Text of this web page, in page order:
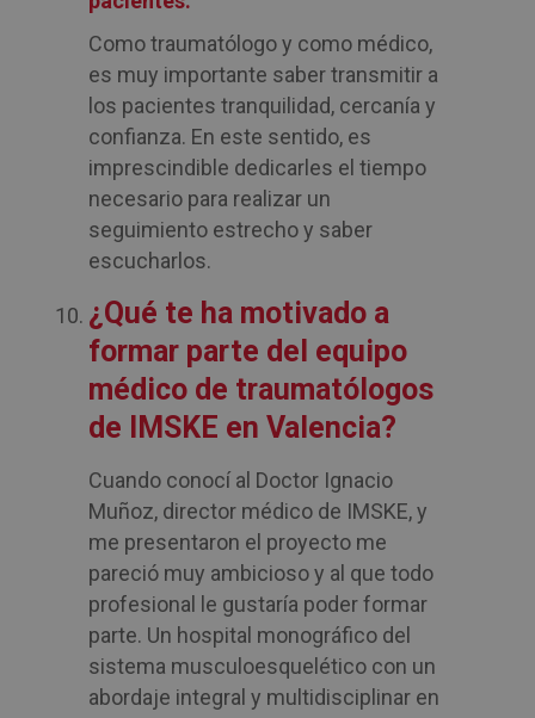
Como traumatólogo y como médico,
es muy importante saber transmitir a
los pacientes tranquilidad, cercanía y
confianza. En este sentido, es
imprescindible dedicarles el tiempo
necesario para realizar un
seguimiento estrecho y saber
escucharlos.
¿Qué te ha motivado a
formar parte del equipo
médico de traumatólogos
de IMSKE en Valencia?
Cuando conocí al Doctor Ignacio
Muñoz, director médico de IMSKE, y
me presentaron el proyecto me
pareció muy ambicioso y al que todo
profesional le gustaría poder formar
parte. Un hospital monográfico del
sistema musculoesquelético con un
abordaje integral y multidisciplinar en